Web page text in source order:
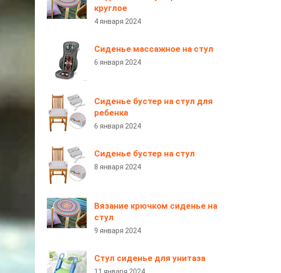
круглое
4 января 2024
Сиденье массажное на стул
6 января 2024
Сиденье бустер на стул для
ребенка
6 января 2024
Сиденье бустер на стул
8 января 2024
Вязание крючком сиденье на
стул
9 января 2024
Стул сиденье для унитаза